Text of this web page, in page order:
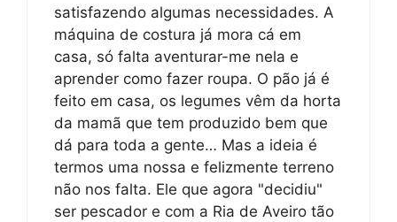
satisfazendo algumas necessidades. A
máquina de costura já mora cá em
casa, só falta aventurar-me nela e
aprender como fazer roupa. O pão já é
feito em casa, os legumes vêm da horta
da mamã que tem produzido bem que
dá para toda a gente… Mas a ideia é
termos uma nossa e felizmente terreno
não nos falta. Ele que agora "decidiu"
ser pescador e com a Ria de Aveiro tão